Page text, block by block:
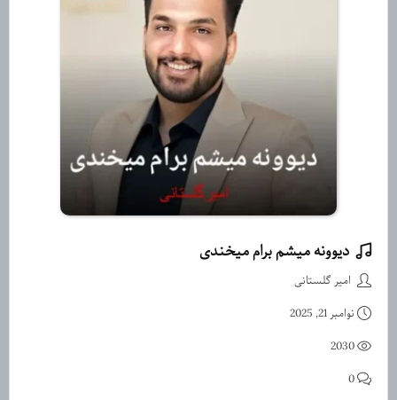
دانلود ریمیکس دیوونه میشم
دیوونه میشم برام میخندی
امیر گلستانی
نوامبر 21, 2025
2030
0